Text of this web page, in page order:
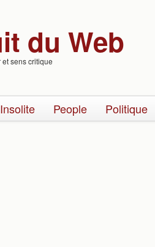
du Web
sens critique
Insolite People Politique